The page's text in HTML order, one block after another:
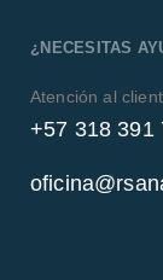
¿NECESITAS
Atención al
+57 318 391